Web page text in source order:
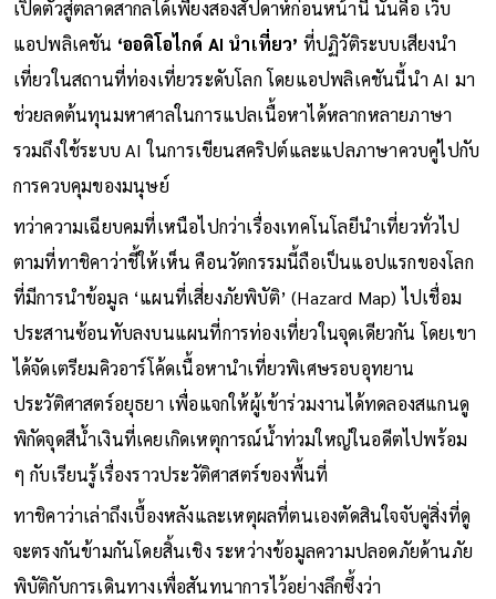
เปิดตัวสู่ตลาดสากลได้เพียงสองสัปดาห์ก่อนหน้านี้ นั่นคือ เว็บ
แอปพลิเคชัน ‘ออดิโอไกด์ AI นำเที่ยว’ ที่ปฏิวัติระบบเสียงนำ
เที่ยวในสถานที่ท่องเที่ยวระดับโลก โดยแอปพลิเคชันนี้นำ AI มา
ช่วยลดต้นทุนมหาศาลในการแปลเนื้อหาได้หลากหลายภาษา
รวมถึงใช้ระบบ AI ในการเขียนสคริปต์และแปลภาษาควบคู่ไปกับ
การควบคุมของมนุษย์
ทว่าความเฉียบคมที่เหนือไปกว่าเรื่องเทคโนโลยีนำเที่ยวทั่วไป
ตามที่ทาชิคาว่าชี้ให้เห็น คือนวัตกรรมนี้ถือเป็นแอปแรกของโลก
ที่มีการนำข้อมูล ‘แผนที่เสี่ยงภัยพิบัติ’ (Hazard Map) ไปเชื่อม
ประสานซ้อนทับลงบนแผนที่การท่องเที่ยวในจุดเดียวกัน โดยเขา
ได้จัดเตรียมคิวอาร์โค้ดเนื้อหานำเที่ยวพิเศษรอบอุทยาน
ประวัติศาสตร์อยุธยา เพื่อแจกให้ผู้เข้าร่วมงานได้ทดลองสแกนดู
พิกัดจุดสีน้ำเงินที่เคยเกิดเหตุการณ์น้ำท่วมใหญ่ในอดีตไปพร้อม
ๆ กับเรียนรู้เรื่องราวประวัติศาสตร์ของพื้นที่
ทาชิคาว่าเล่าถึงเบื้องหลังและเหตุผลที่ตนเองตัดสินใจจับคู่สิ่งที่ดู
จะตรงกันข้ามกันโดยสิ้นเชิง ระหว่างข้อมูลความปลอดภัยด้านภัย
พิบัติกับการเดินทางเพื่อสันทนาการไว้อย่างลึกซึ้งว่า